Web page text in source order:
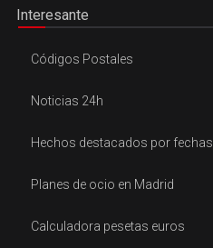
Interesante
Códigos Postales
Noticias 24h
Hechos destacados por fechas
Planes de ocio en Madrid
Calculadora pesetas euros